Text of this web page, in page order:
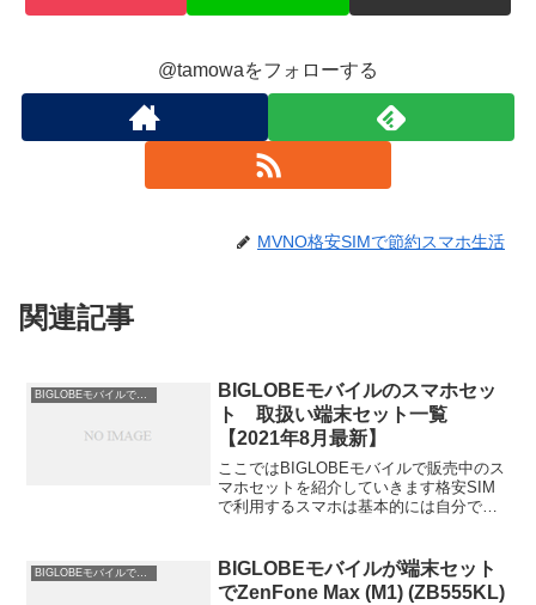
@tamowaをフォローする
MVNO格安SIMで節約スマホ生活
関連記事
BIGLOBEモバイルでスマホを安く使う
BIGLOBEモバイルのスマホセッ
ト 取扱い端末セット一覧
【2021年8月最新】
ここではBIGLOBEモバイルで販売中のス
マホセットを紹介していきます格安SIM
で利用するスマホは基本的には自分で用
ているので、新規でスマホが欲しい方に
はおススメです...
BIGLOBEモバイルでスマホを安く使う
BIGLOBEモバイルが端末セット
でZenFone Max (M1) (ZB555KL)